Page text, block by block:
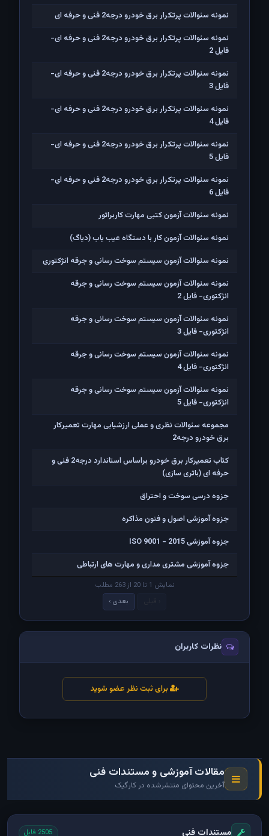
نمونه سئوالات پرتکرار برق خودرو درجه2 فنی و حرفه ای
نمونه سئوالات پرتکرار برق خودرو درجه2 فنی و حرفه ای-
فایل 2
نمونه سئوالات پرتکرار برق خودرو درجه2 فنی و حرفه ای-
فایل 3
نمونه سئوالات پرتکرار برق خودرو درجه2 فنی و حرفه ای-
فایل 4
نمونه سئوالات پرتکرار برق خودرو درجه2 فنی و حرفه ای-
فایل 5
نمونه سئوالات پرتکرار برق خودرو درجه2 فنی و حرفه ای-
فایل 6
نمونه سئوالات آزمون کتبی مهارت کاربراتور
نمونه سئوالات آزمون کار با دستگاه عیب یاب (دیاگ)
نمونه سئوالات آزمون سیستم سوخت رسانی و جرقه انژکتوری
نمونه سئوالات آزمون سیستم سوخت رسانی و جرقه
انژکتوری- فایل 2
نمونه سئوالات آزمون سیستم سوخت رسانی و جرقه
انژکتوری- فایل 3
نمونه سئوالات آزمون سیستم سوخت رسانی و جرقه
انژکتوری- فایل 4
نمونه سئوالات آزمون سیستم سوخت رسانی و جرقه
انژکتوری- فایل 5
مجموعه سئوالات نظری و عملی ارزشیابی مهارت تعمیرکار
برق خودرو درجه2
کتاب تعمیرکار برق خودرو براساس استاندارد درجه2 فنی و
حرفه ای (باتری سازی)
جزوه درسی سوخت و احتراق
جزوه آموزشی اصول و فنون مذاکره
جزوه آموزشی ISO 9001 - 2015
جزوه آموزشی مشتری مداری و مهارت های ارتباطی
نمایش 1 تا 20 از 263 مطلب
بعدی ›
نظرات کاربران
برای ثبت نظر عضو شوید
مقالات آموزشی و مستندات فنی
آخرین محتوای منتشرشده در کارگیک
مستندات فنی 2505 فایل